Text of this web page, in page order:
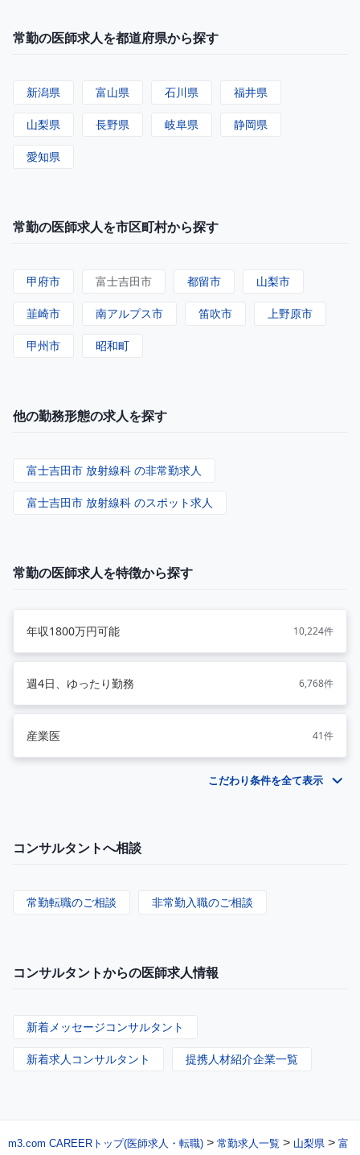
常勤の医師求人を都道府県から探す
新潟県 富山県 石川県 福井県
山梨県 長野県 岐阜県 静岡県
愛知県
常勤の医師求人を市区町村から探す
甲府市 富士吉田市 都留市 山梨市
韮崎市 南アルプス市 笛吹市 上野原市
甲州市 昭和町
他の勤務形態の求人を探す
富士吉田市 放射線科 の非常勤求人
富士吉田市 放射線科 のスポット求人
常勤の医師求人を特徴から探す
年収1800万円可能 10,224件
週4日、ゆったり勤務 6,768件
産業医 41件
こだわり条件を全て表示
コンサルタントへ相談
常勤転職のご相談 非常勤入職のご相談
コンサルタントからの医師求人情報
新着メッセージコンサルタント
新着求人コンサルタント 提携人材紹介企業一覧
m3.com CAREERトップ(医師求人・転職) > 常勤求人一覧 > 山梨県 > 富